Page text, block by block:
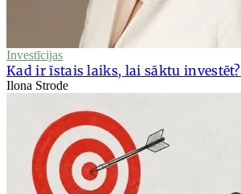
Investīcijas
Kad ir īstais laiks, lai sāktu investēt?
Ilona Strode